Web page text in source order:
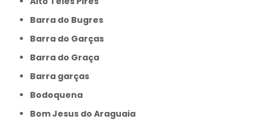
Barra do Bugres
Barra do Garças
Barra do Graça
Barra garças
Bodoquena
Bom Jesus do Araguaia